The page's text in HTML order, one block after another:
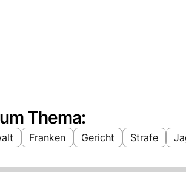
Thema:
Franken Gericht Strafe